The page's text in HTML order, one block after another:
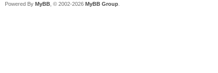
Powered By MyBB , © 2002-2026 MyBB Group